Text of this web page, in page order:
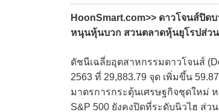
HoonSmart.com>> ดาวโจนส์ปิด
หนุนหุ้นบวก สวนตลาดหุ้นยุโรปส่ว
ดัชนีเฉลี่ยอุตสาหกรรมดาวโจนส์
2563 ที่ 29,883.79 จุด เพิ่มขึ้น
มาตรการกระตุ้นเศรษฐกิจชุดใหม่
S&P 500 ยังคงปิดที่ระดับนิวไฮ ส่ว